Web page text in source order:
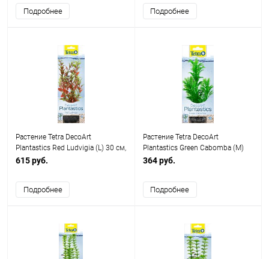
Подробнее Подробнее
Растение Tetra DecoArt
Plantastics Red Ludvigia (L) 30 см,
с утяжелителем
615 руб.
Подробнее
Растение Tetra DecoArt
Plantastics Green Cabomba (M)
23 см, с утяжелителем
364 руб.
Подробнее